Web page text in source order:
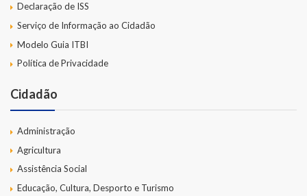
Declaração de ISS
Serviço de Informação ao Cidadão
Modelo Guia ITBI
Política de Privacidade
Cidadão
Administração
Agricultura
Assistência Social
Educação, Cultura, Desporto e Turismo